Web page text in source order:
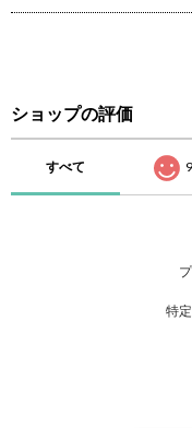
ショップの評価
すべて 9
特